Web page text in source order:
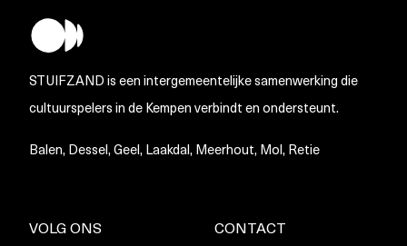
STUIFZAND is een intergemeentelijke samenwerking die
cultuurspelers in de Kempen verbindt en ondersteunt.
Balen, Dessel, Geel, Laakdal, Meerhout, Mol, Retie
VOLG ONS CONTACT